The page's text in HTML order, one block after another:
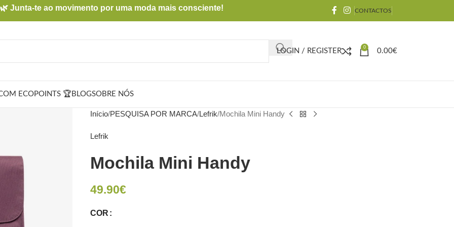
Junta-te ao movimento por uma moda mais consciente! CONTACTOS
LOGIN / REGISTER
0
0.00€
ECOPOINTS 🏆 BLOGSOBRE NÓS
Início PESQUISA POR MARCA Lefrik Mochila Mini Handy
Lefrik
Mochila Mini Handy
49.90€
COR